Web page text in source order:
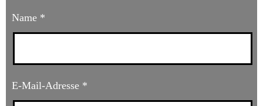
Name *
E-Mail-Adresse *